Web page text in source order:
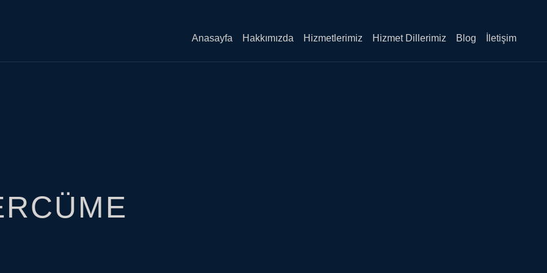
Anasayfa Hakkımızda Hizmetlerimiz Hizmet Dillerimiz Blog İletişim